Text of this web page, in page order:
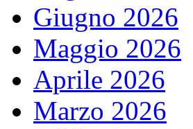
Giugno 2026
Maggio 2026
Aprile 2026
Marzo 2026